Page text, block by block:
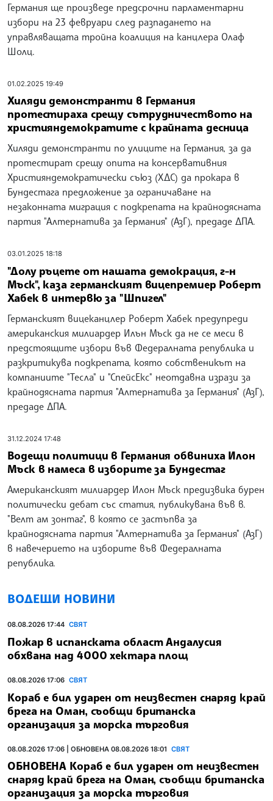
Германия ще произведе предсрочни парламентарни
избори на 23 февруари след разпадането на
управляващата тройна коалиция на канцлера Олаф
Шолц.
01.02.2025 19:49
Хиляди демонстранти в Германия
протестираха срещу сътрудничеството на
християндемократите с крайната десница
Хиляди демонстранти по улиците на Германия, за да
протестират срещу опита на консервативния
Християндемократически съюз (ХДС) да прокара в
Бундестага предложение за ограничаване на
незаконната миграция с подкрепата на крайнодясната
партия "Алтернатива за Германия" (АзГ), предаде ДПА.
03.01.2025 18:18
"Долу ръцете от нашата демокрация, г-н
Мъск", каза германският вицепремиер Роберт
Хабек в интервю за "Шпигел"
Германският вицеканцлер Роберт Хабек предупреди
американския милиардер Илън Мъск да не се меси в
предстоящите избори във Федералната република и
разкритикува подкрепата, която собственикът на
компаниите "Тесла" и "СпейсЕкс" неотдавна изрази за
крайнодясната партия "Алтернатива за Германия" (АзГ),
предаде ДПА.
31.12.2024 17:48
Водещи политици в Германия обвиниха Илон
Мъск в намеса в изборите за Бундестаг
Американският милиардер Илон Мъск предизвика бурен
политически дебат със статия, публикувана във в.
"Велт ам зонтаг", в която се застъпва за
крайнодясната партия "Алтернатива за Германия" (АзГ)
в навечерието на изборите във Федералната
република.
ВОДЕЩИ НОВИНИ
08.08.2026 17:44 СВЯТ
Пожар в испанската област Андалусия
обхвана над 4000 хектара площ
08.08.2026 17:06 СВЯТ
Кораб е бил ударен от неизвестен снаряд край
брега на Оман, съобщи британска
организация за морска търговия
08.08.2026 17:06 | ОБНОВЕНА 08.08.2026 18:01 СВЯТ
ОБНОВЕНА Кораб е бил ударен от неизвестен
снаряд край брега на Оман, съобщи британска
организация за морска търговия